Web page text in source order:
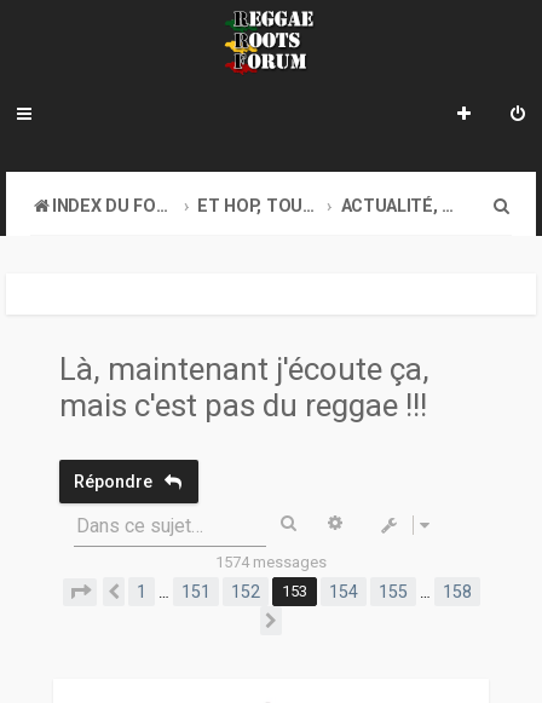
INDEX DU FORUM ET HOP, TOUS AU COFFEE-SHOP. GOOD VIBES EXIGEES ! ACTUALITÉ, DIVERS...
Là, maintenant j'écoute ça,
mais c'est pas du reggae !!!
Répondre
Dans ce sujet… RechercherRecherche avancée
1574 messages
Page153 sur158
Précédente
1 151 152 153 154 155
158